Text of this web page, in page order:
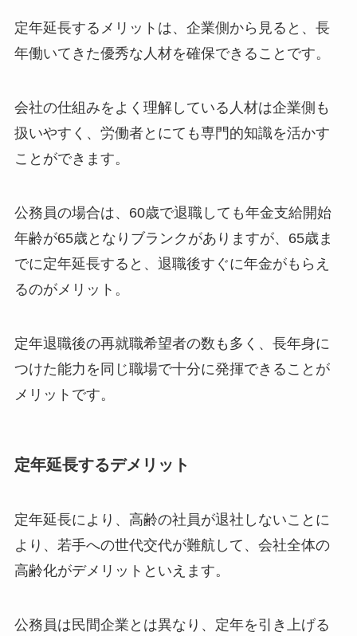
定年延長するメリットは、企業側から見ると、長
年働いてきた優秀な人材を確保できることです。
会社の仕組みをよく理解している人材は企業側も
扱いやすく、労働者とにても専門的知識を活かす
ことができます。
公務員の場合は、60歳で退職しても年金支給開始
年齢が65歳となりブランクがありますが、65歳ま
でに定年延長すると、退職後すぐに年金がもらえ
るのがメリット。
定年退職後の再就職希望者の数も多く、長年身に
つけた能力を同じ職場で十分に発揮できることが
メリットです。
定年延長するデメリット
定年延長により、高齢の社員が退社しないことに
より、若手への世代交代が難航して、会社全体の
高齢化がデメリットといえます。
公務員は民間企業とは異なり、定年を引き上げる